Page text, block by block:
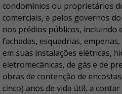
condomínios ou proprietários
comerciais, e pelos governos
nos prédios públicos, incluindo
fachadas, esquadrias,
em suas instalações elétricas,
eletromecânicas, de gás e de
obras de contenção de
cinco) anos de vida útil, a